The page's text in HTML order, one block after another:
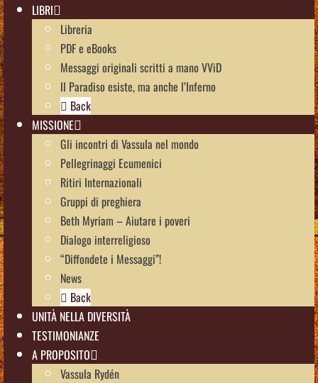
LIBRI
Libreria
PDF e eBooks
Messaggi originali scritti a mano VViD
Il Paradiso esiste, ma anche l’Inferno
Back
MISSIONE
Gli incontri di Vassula nel mondo
Pellegrinaggi Ecumenici
Ritiri Internazionali
Gruppi di preghiera
Beth Myriam – Aiutare i poveri
Dialogo interreligioso
“Diffondete i Messaggi”!
News
Back
UNITÀ NELLA DIVERSITÀ
TESTIMONIANZE
A PROPOSITO
Vassula Rydén